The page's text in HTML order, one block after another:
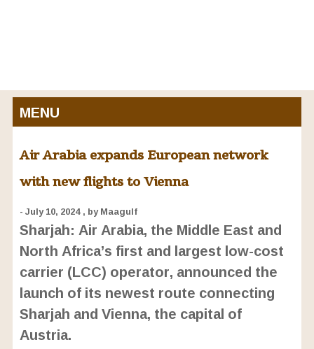
MENU
Air Arabia expands European network
with new flights to Vienna
- July 10, 2024 , by Maagulf
Sharjah: Air Arabia, the Middle East and
North Africa’s first and largest low-cost
carrier (LCC) operator, announced the
launch of its newest route connecting
Sharjah and Vienna, the capital of
Austria.